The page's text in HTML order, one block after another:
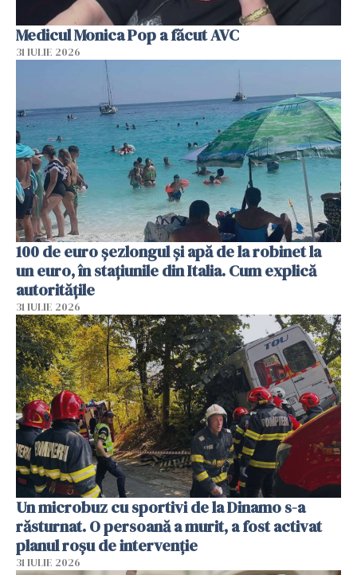
Medicul Monica Pop a făcut AVC
31 IULIE 2026
100 de euro șezlongul și apă de la robinet la
un euro, în stațiunile din Italia. Cum explică
autoritățile
31 IULIE 2026
Un microbuz cu sportivi de la Dinamo s-a
răsturnat. O persoană a murit, a fost activat
planul roșu de intervenție
31 IULIE 2026